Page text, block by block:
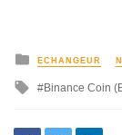
ECHANGEUR
Binance Coin